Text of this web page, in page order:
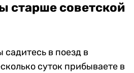
старше советской
садитесь в поезд в
суток прибываете в